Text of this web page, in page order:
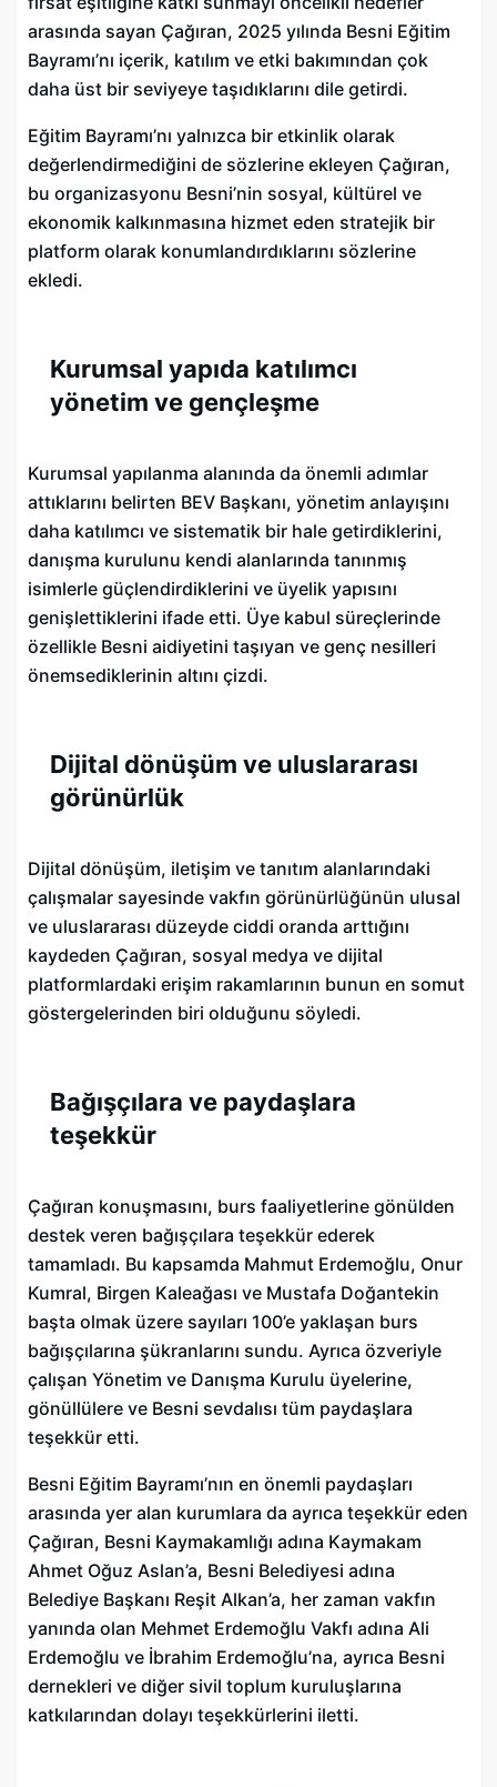
arasında sayan Çağıran, 2025 yılında Besni Eğitim
Bayramı’nı içerik, katılım ve etki bakımından çok
daha üst bir seviyeye taşıdıklarını dile getirdi.
Eğitim Bayramı’nı yalnızca bir etkinlik olarak
değerlendirmediğini de sözlerine ekleyen Çağıran,
bu organizasyonu Besni’nin sosyal, kültürel ve
ekonomik kalkınmasına hizmet eden stratejik bir
platform olarak konumlandırdıklarını sözlerine
ekledi.
Kurumsal yapıda katılımcı
yönetim ve gençleşme
Kurumsal yapılanma alanında da önemli adımlar
attıklarını belirten BEV Başkanı, yönetim anlayışını
daha katılımcı ve sistematik bir hale getirdiklerini,
danışma kurulunu kendi alanlarında tanınmış
isimlerle güçlendirdiklerini ve üyelik yapısını
genişlettiklerini ifade etti. Üye kabul süreçlerinde
özellikle Besni aidiyetini taşıyan ve genç nesilleri
önemsediklerinin altını çizdi.
Dijital dönüşüm ve uluslararası
görünürlük
Dijital dönüşüm, iletişim ve tanıtım alanlarındaki
çalışmalar sayesinde vakfın görünürlüğünün ulusal
ve uluslararası düzeyde ciddi oranda arttığını
kaydeden Çağıran, sosyal medya ve dijital
platformlardaki erişim rakamlarının bunun en somut
göstergelerinden biri olduğunu söyledi.
Bağışçılara ve paydaşlara
teşekkür
Çağıran konuşmasını, burs faaliyetlerine gönülden
destek veren bağışçılara teşekkür ederek
tamamladı. Bu kapsamda Mahmut Erdemoğlu, Onur
Kumral, Birgen Kaleağası ve Mustafa Doğantekin
başta olmak üzere sayıları 100’e yaklaşan burs
bağışçılarına şükranlarını sundu. Ayrıca özveriyle
çalışan Yönetim ve Danışma Kurulu üyelerine,
gönüllülere ve Besni sevdalısı tüm paydaşlara
teşekkür etti.
Besni Eğitim Bayramı’nın en önemli paydaşları
arasında yer alan kurumlara da ayrıca teşekkür eden
Çağıran, Besni Kaymakamlığı adına Kaymakam
Ahmet Oğuz Aslan’a, Besni Belediyesi adına
Belediye Başkanı Reşit Alkan’a, her zaman vakfın
yanında olan Mehmet Erdemoğlu Vakfı adına Ali
Erdemoğlu ve İbrahim Erdemoğlu’na, ayrıca Besni
dernekleri ve diğer sivil toplum kuruluşlarına
katkılarından dolayı teşekkürlerini iletti.